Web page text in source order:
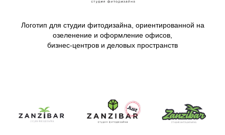
Логотип для студии фитодизайна, ориентированной на
озеленение и оформление офисов,
бизнес-центров и деловых пространств